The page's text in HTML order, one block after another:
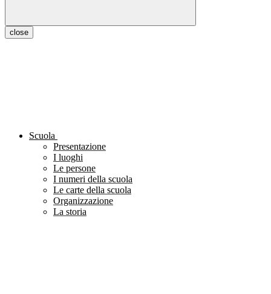
close
Scuola
Presentazione
I luoghi
Le persone
I numeri della scuola
Le carte della scuola
Organizzazione
La storia